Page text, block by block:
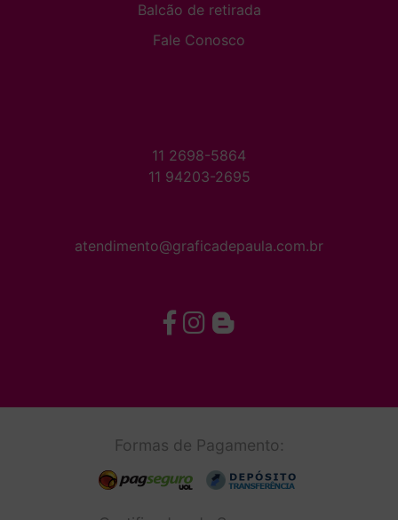
Balcão de retirada
Fale Conosco
11 2698-5864
11 94203-2695
atendimento@graficadepaula.com.br
Formas de Pagamento: